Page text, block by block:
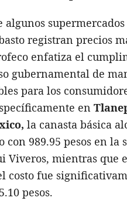
algunos
registran precios
enfatiza el
gubernamental de
para los
en
la canasta básica
con 989.95 pesos en la
Viveros, mientras que
costo fue
pesos.